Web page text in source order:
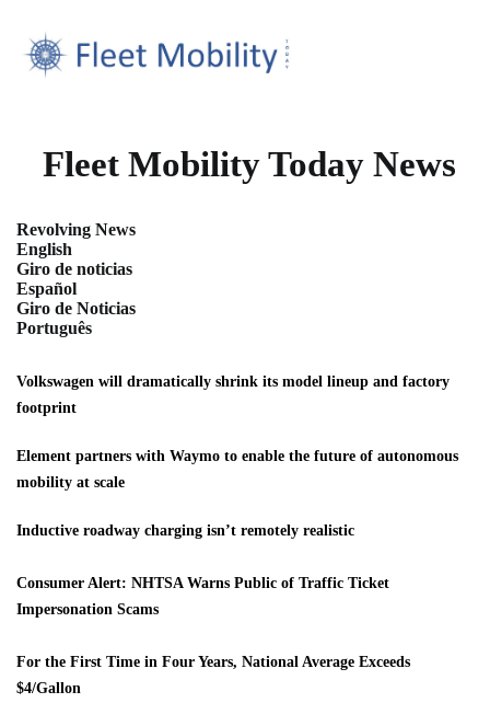
Fleet Mobility Today News
Revolving News
English
Giro de noticias
Español
Giro de Noticias
Português
Volkswagen will dramatically shrink its model lineup and factory
footprint
Element partners with Waymo to enable the future of autonomous
mobility at scale
Inductive roadway charging isn’t remotely realistic
Consumer Alert: NHTSA Warns Public of Traffic Ticket
Impersonation Scams
For the First Time in Four Years, National Average Exceeds
$4/Gallon